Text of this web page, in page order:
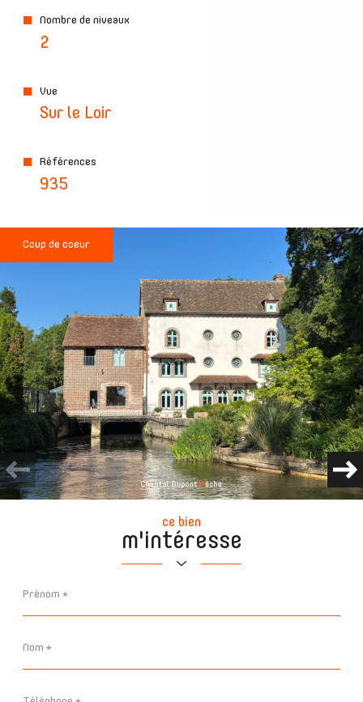
Nombre de niveaux
2
Vue
Sur le Loir
Références
935
Coup de coeur
ce bien
m'intéresse
*
*